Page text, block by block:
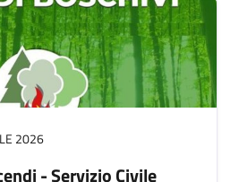
2026
- Servizio Civile